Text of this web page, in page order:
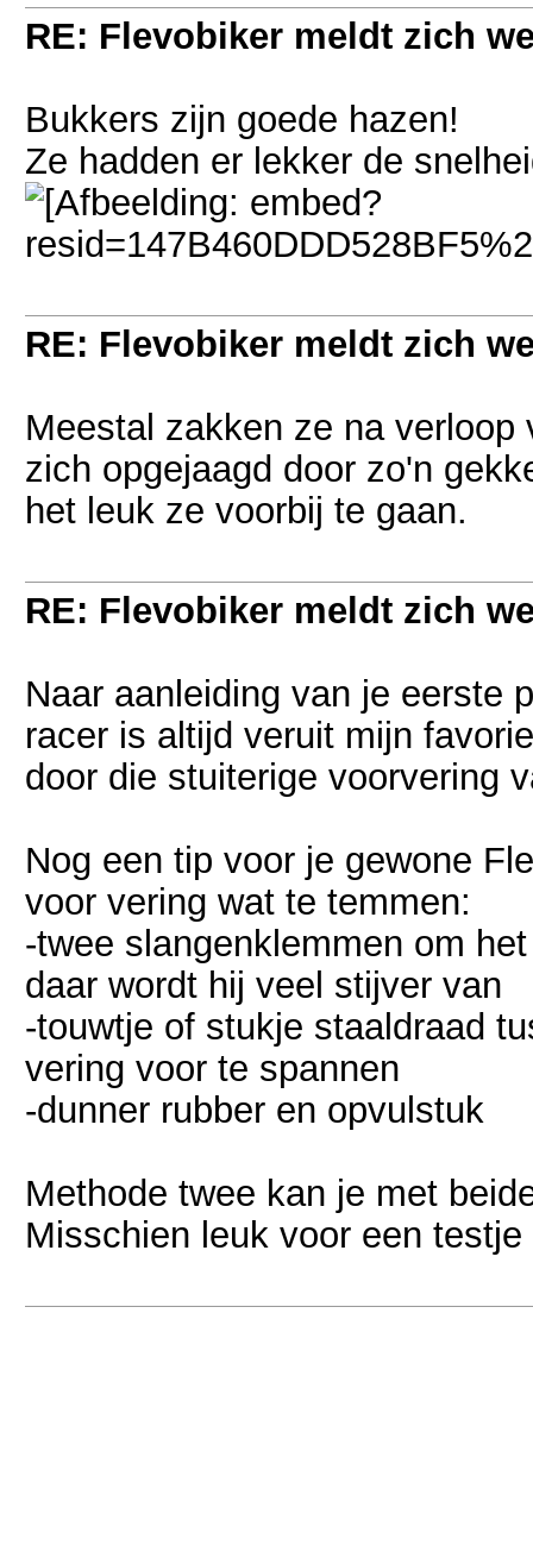
RE: Flevobiker meldt zich
Bukkers zijn goede hazen!
Ze hadden er lekker de
RE: Flevobiker meldt zich
Meestal zakken ze na
zich opgejaagd door zo'n
het leuk ze voorbij te gaan.
RE: Flevobiker meldt zich
Naar aanleiding van je eerste
racer is altijd veruit mijn
door die stuiterige voorvering
Nog een tip voor je gewone
voor vering wat te temmen:
-twee slangenklemmen om
daar wordt hij veel stijver van
-touwtje of stukje staaldraad
vering voor te spannen
-dunner rubber en opvulstuk
Methode twee kan je met
Misschien leuk voor een